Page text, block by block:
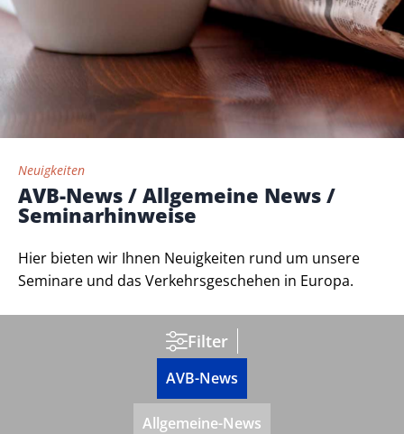
Neuigkeiten
AVB-News / Allgemeine News /
Seminarhinweise
Hier bieten wir Ihnen Neuigkeiten rund um unsere
Seminare und das Verkehrsgeschehen in Europa.
Filter
AVB-News
Allgemeine-News